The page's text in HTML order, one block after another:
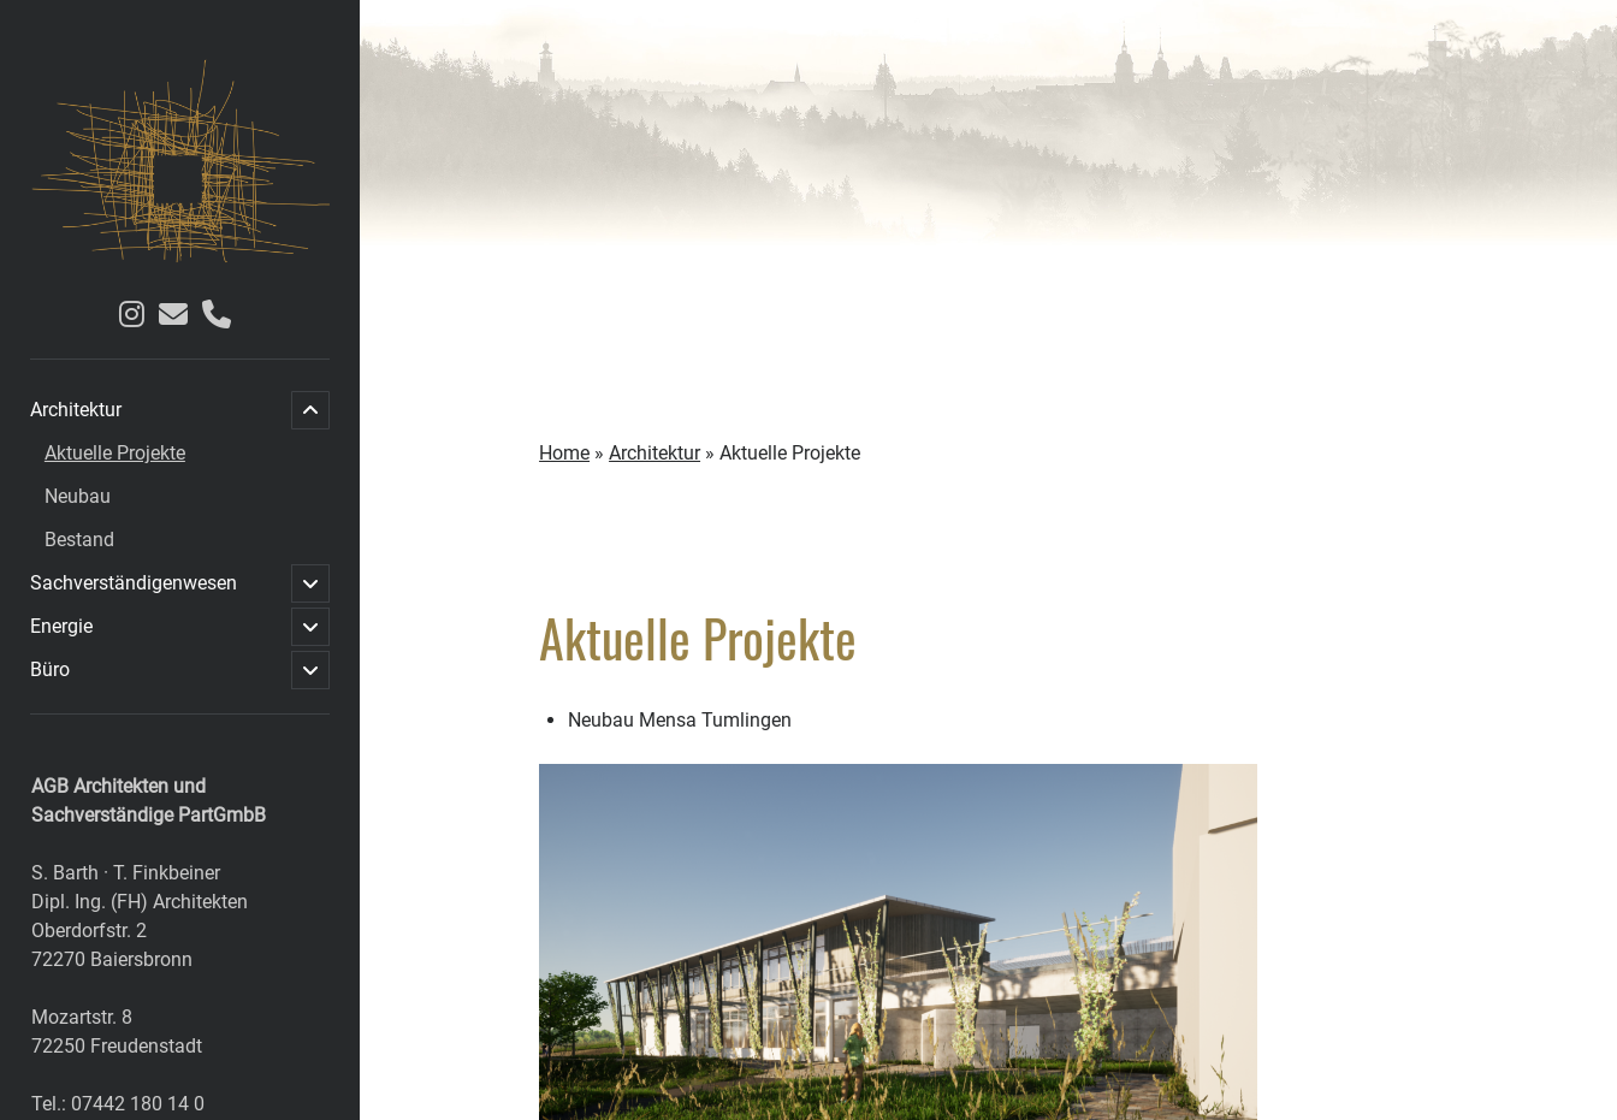
Architekten
und
Sachverständige
PartGmbB
instagram
emailphone
Architektur open
child
Aktuelle Projekte
Neubau
Bestand
Sachverständigenwesen
open
child
menu
Energie
open
child
menu
Büro
open
child
Sidebar
AGB Architekten und
Sachverständige PartGmbB
S. Barth · T. Finkbeiner
Dipl. Ing. (FH) Architekten
Oberdorfstr. 2
72270 Baiersbronn
Mozartstr. 8
72250 Freudenstadt
Tel.: 07442 180 14 0
Home » Architektur » Aktuelle Projekte
Aktuelle Projekte
Neubau Mensa Tumlingen